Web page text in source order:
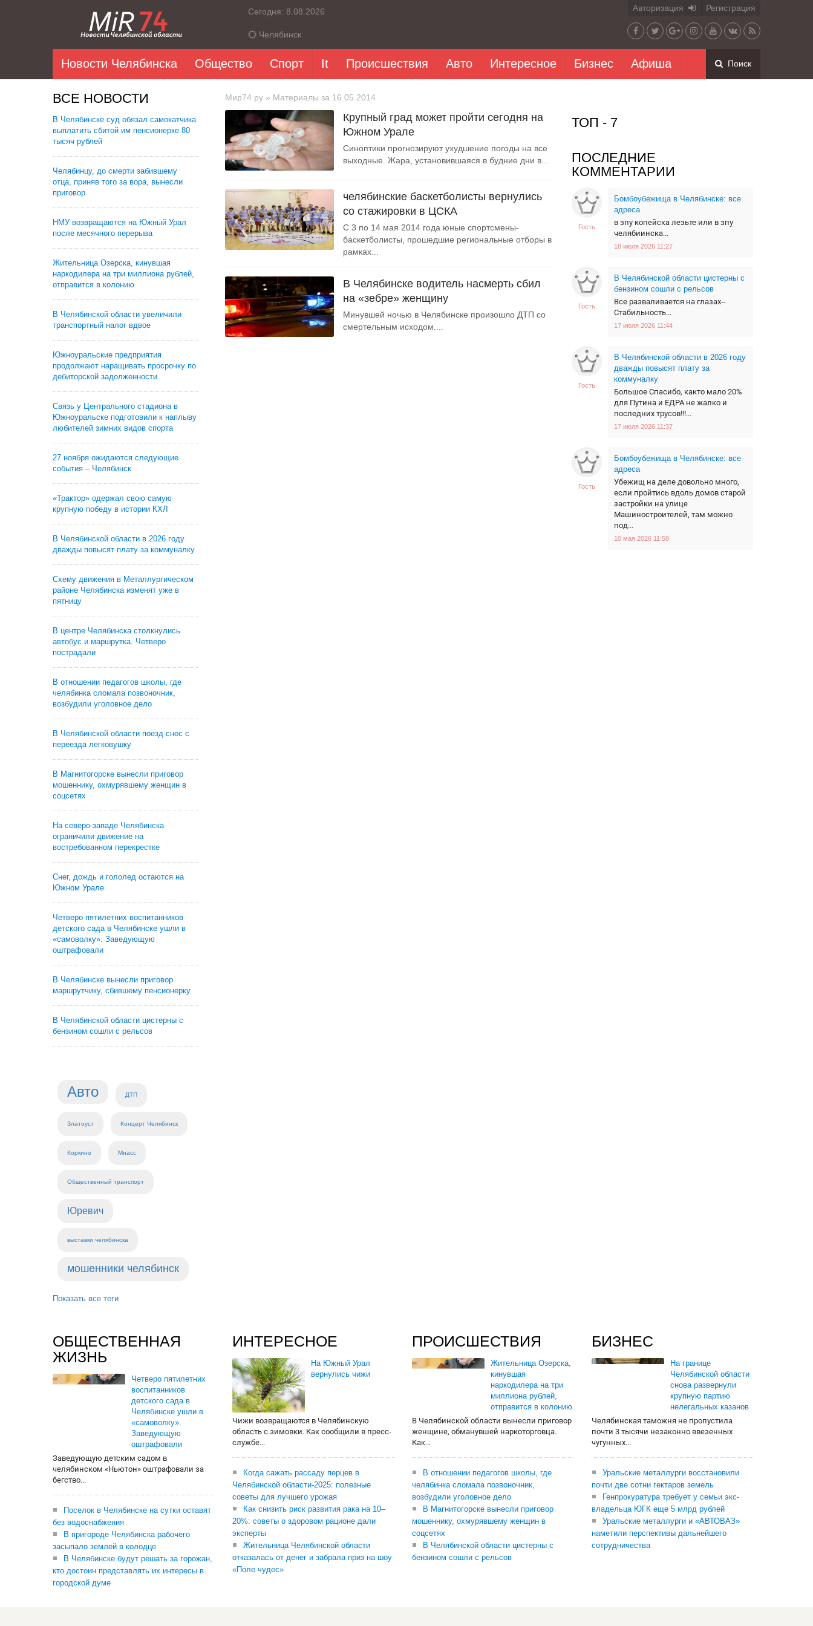
Сегодня: 8.08.2026
Челябинск
Авторизация Регистрация
Новости Челябинска Общество Спорт It Происшествия Авто Интересное Бизнес Афиша Поиск
ВСЕ НОВОСТИ
В Челябинске суд обязал самокатчика
выплатить сбитой им пенсионерке 80
тысяч рублей
Челябинцу, до смерти забившему
отца, приняв того за вора, вынесли
приговор
НМУ возвращаются на Южный Урал
после месячного перерыва
Жительница Озерска, кинувшая
наркодилера на три миллиона рублей,
отправится в колонию
В Челябинской области увеличили
транспортный налог вдвое
Южноуральские предприятия
продолжают наращивать просрочку по
дебиторской задолженности
Связь у Центрального стадиона в
Южноуральске подготовили к наплыву
любителей зимних видов спорта
27 ноября ожидаются следующие
события – Челябинск
«Трактор» одержал свою самую
крупную победу в истории КХЛ
В Челябинской области в 2026 году
дважды повысят плату за коммуналку
Схему движения в Металлургическом
районе Челябинска изменят уже в
пятницу
В центре Челябинска столкнулись
автобус и маршрутка. Четверо
пострадали
В отношении педагогов школы, где
челябинка сломала позвоночник,
возбудили уголовное дело
В Челябинской области поезд снес с
переезда легковушку
В Магнитогорске вынесли приговор
мошеннику, охмурявшему женщин в
соцсетях
На северо-западе Челябинска
ограничили движение на
востребованном перекрестке
Снег, дождь и гололед остаются на
Южном Урале
Четверо пятилетних воспитанников
детского сада в Челябинске ушли в
«самоволку». Заведующую
оштрафовали
В Челябинске вынесли приговор
маршрутчику, сбившему пенсионерку
В Челябинской области цистерны с
бензином сошли с рельсов
Авто ДТП
Златоуст Концерт Челябинск
Коркино Миасс
Общественный транспорт
Юревич
выставки челябинска
мошенники челябинск
Показать все теги
ТОП - 7
ПОСЛЕДНИЕ
КОММЕНТАРИИ
Гость
Бомбоубежища в Челябинске: все
адреса
в зпу копейска лезьте или в зпу
челябиинска...
18 июля 2026 11:27
Гость
В Челябинской области цистерны с
бензином сошли с рельсов
Все разваливается на глазах--
Стабильность...
17 июля 2026 11:44
Гость
В Челябинской области в 2026 году
дважды повысят плату за
коммуналку
Большое Спасибо, както мало 20%
для Путина и ЕДРА не жалко и
последних трусов!!!...
17 июля 2026 11:37
Гость
Бомбоубежища в Челябинске: все
адреса
Убежищ на деле довольно много,
если пройтись вдоль домов старой
застройки на улице
Машиностроителей, там можно
под...
10 мая 2026 11:58
Мир74.ру » Материалы за 16.05.2014
Крупный град может пройти сегодня на
Южном Урале
Синоптики прогнозируют ухудшение погоды на все
выходные. Жара, установившаяся в будние дни в...
челябинские баскетболисты вернулись
со стажировки в ЦСКА
С 3 по 14 мая 2014 года юные спортсмены-
баскетболисты, прошедшие региональные отборы в
рамках...
В Челябинске водитель насмерть сбил
на «зебре» женщину
Минувшей ночью в Челябинске произошло ДТП со
смертельным исходом....
ОБЩЕСТВЕННАЯ
ЖИЗНЬ
Четверо пятилетних
воспитанников
детского сада в
Челябинске ушли в
«самоволку».
Заведующую
оштрафовали
Заведующую детским садом в
челябинском «Ньютон» оштрафовали за
бегство...
Поселок в Челябинске на сутки оставят
без водоснабжения
В пригороде Челябинска рабочего
засыпало землей в колодце
В Челябинске будут решать за горожан,
кто достоин представлять их интересы в
городской думе
ИНТЕРЕСНОЕ
На Южный Урал
вернулись чижи
Чижи возвращаются в Челябинскую
область с зимовки. Как сообщили в пресс-
службе...
Когда сажать рассаду перцев в
Челябинской области-2025: полезные
советы для лучшего урожая
Как снизить риск развития рака на 10–
20%: советы о здоровом рационе дали
эксперты
Жительница Челябинской области
отказалась от денег и забрала приз на шоу
«Поле чудес»
ПРОИСШЕСТВИЯ
Жительница Озерска,
кинувшая
наркодилера на три
миллиона рублей,
отправится в колонию
В Челябинской области вынесли приговор
женщине, обманувшей наркоторговца.
Как...
В отношении педагогов школы, где
челябинка сломала позвоночник,
возбудили уголовное дело
В Магнитогорске вынесли приговор
мошеннику, охмурявшему женщин в
соцсетях
В Челябинской области цистерны с
бензином сошли с рельсов
БИЗНЕС
На границе
Челябинской области
снова развернули
крупную партию
нелегальных казанов
Челябинская таможня не пропустила
почти 3 тысячи незаконно ввезенных
чугунных...
Уральские металлурги восстановили
почти две сотни гектаров земель
Генпрокуратура требует у семьи экс-
владельца ЮГК еще 5 млрд рублей
Уральские металлурги и «АВТОВАЗ»
наметили перспективы дальнейшего
сотрудничества